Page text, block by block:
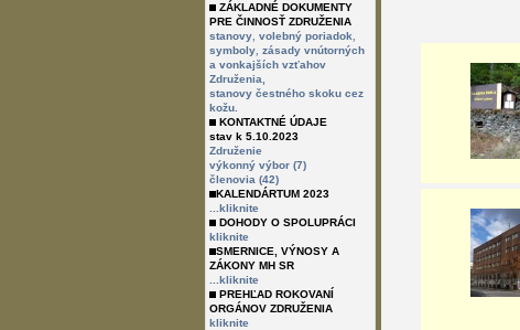
ZÁKLADNÉ DOKUMENTY
PRE ČINNOSŤ ZDRUŽENIA
stanovy, volebný poriadok
symboly, zásady vnútorných
a vonkajších vzťahov
Združenia,
stanovy čestného skoku cez
kožu.
KONTAKTNÉ ÚDAJE
stav k 5.10.2023
Združenie
výkonný výbor (7)
členovia (42)
KALENDÁRTUM 2023
...kliknite
DOHODY O SPOLUPRÁCI
kliknite
SMERNICE, VÝNOSY A
ZÁKONY MH SR
...kliknite
PREHĽAD ROKOVANÍ
ORGÁNOV ZDRUŽENIA
kliknite